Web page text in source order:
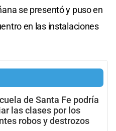
se presentó y puso en
en las instalaciones
de Santa Fe podría
las clases por los
robos y destrozos